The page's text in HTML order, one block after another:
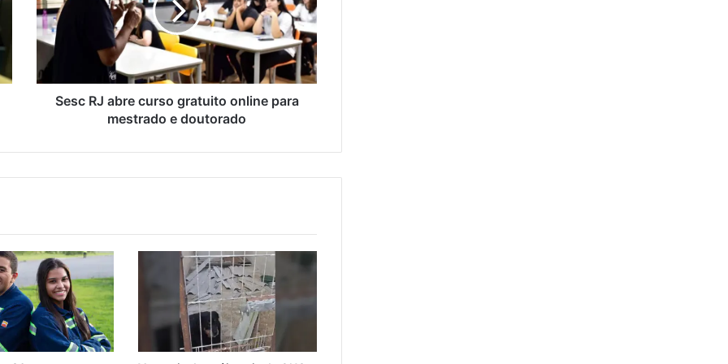
R
J
r
r
a
t
u
i
t
o
n
Sesc RJ abre curso gratuito online para
mestrado e doutorado